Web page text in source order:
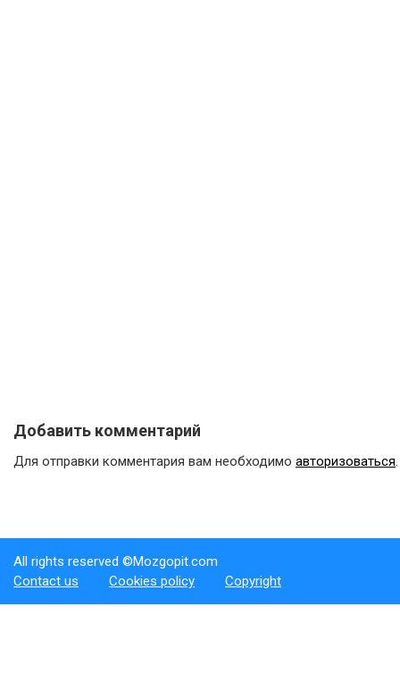
Добавить комментарий
Для отправки комментария вам необходимо авторизоваться.
All rights reserved ©Mozgopit.com
Contact us
Cookies policy Copyright